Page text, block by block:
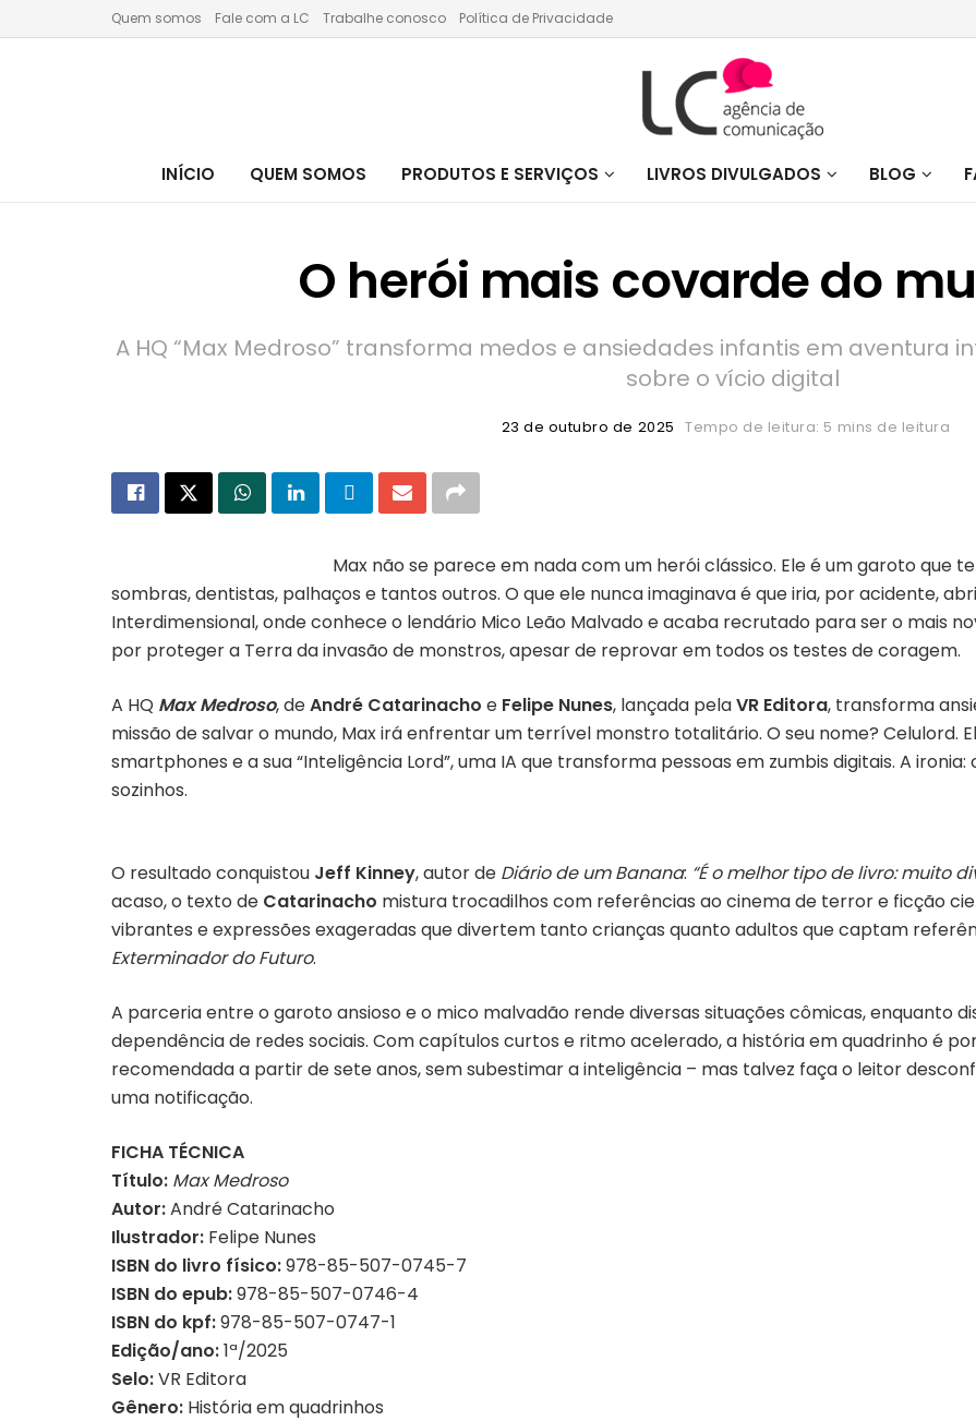
Quem somos Fale com a LC Trabalhe conosco Política de Privacidade
INÍCIO QUEM SOMOS PRODUTOS E SERVIÇOS LIVROS DIVULGADOS BLOG
O herói mais covarde do
A HQ “Max Medroso” transforma medos e ansiedades infantis em aventura
sobre o vício digital
23 de outubro de 2025 Tempo de leitura: 5 mins de leitura
Max não se parece em nada com um herói clássico. Ele é um garoto que
sombras, dentistas, palhaços e tantos outros. O que ele nunca imaginava é que iria, por acidente,
Interdimensional, onde conhece o lendário Mico Leão Malvado e acaba recrutado para ser o mais
por proteger a Terra da invasão de monstros, apesar de reprovar em todos os testes de coragem.
A HQ Max Medroso, deAndré Catarinacho e Felipe Nunes, lançada pelaVR Editora, transforma
missão de salvar o mundo, Max irá enfrentar um terrível monstro totalitário. O seu nome? Celulord.
smartphones e a sua “Inteligência Lord”, uma IA que transforma pessoas em zumbis digitais. A
sozinhos.
O resultado conquistou Jeff Kinney, autor de Diário de um Banana: “É o melhor tipo de livro: muito
acaso, o texto de Catarinacho mistura trocadilhos com referências ao cinema de terror e ficção
vibrantes e expressões exageradas que divertem tanto crianças quanto adultos que captam
Exterminador do Futuro.
A parceria entre o garoto ansioso e o mico malvadão rende diversas situações cômicas, enquanto
dependência de redes sociais. Com capítulos curtos e ritmo acelerado, a história em quadrinho é
recomendada a partir de sete anos, sem subestimar a inteligência – mas talvez faça o leitor
uma notificação.
FICHA TÉCNICA
Título: Max Medroso
Autor:André Catarinacho
Ilustrador: Felipe Nunes
ISBN do livro físico:978-85-507-0745-7
ISBN do epub:978-85-507-0746-4
ISBN do kpf:978-85-507-0747-1
Edição/ano:1ª/2025
Selo:VR Editora
Gênero: História em quadrinhos